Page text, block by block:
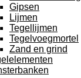
Gipsen
Lijmen
Tegellijmen
Tegelvoegmortel
Zand en grind